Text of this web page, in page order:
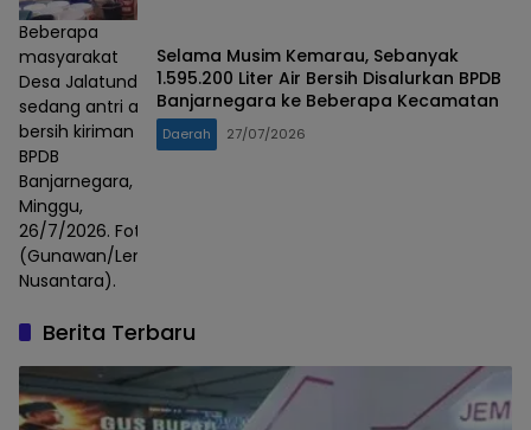
Beberapa
masyarakat
Desa Jalatunda
sedang antri air
bersih kiriman
BPDB
Banjarnegara,
Minggu,
26/7/2026. Foto :
(Gunawan/Lensa
Nusantara).
Selama Musim Kemarau, Sebanyak
1.595.200 Liter Air Bersih Disalurkan BPDB
Banjarnegara ke Beberapa Kecamatan
Daerah 27/07/2026
Berita Terbaru